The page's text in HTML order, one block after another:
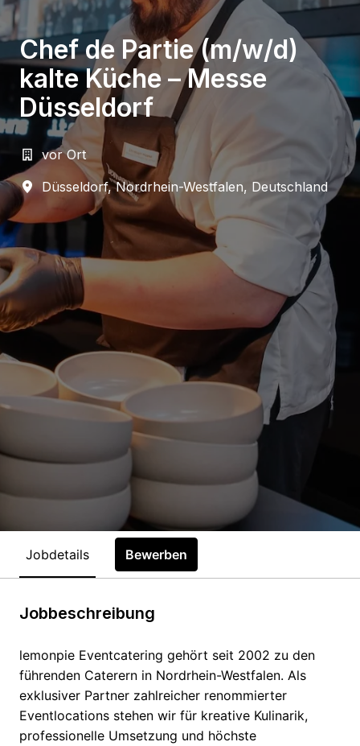
Chef de Partie (m/w/d)
kalte Küche – Messe
Düsseldorf
vor Ort
Düsseldorf, Nordrhein-Westfalen, Deutschland
Jobdetails Bewerben
Jobbeschreibung
lemonpie Eventcatering gehört seit 2002 zu den
führenden Caterern in Nordrhein-Westfalen. Als
exklusiver Partner zahlreicher renommierter
Eventlocations stehen wir für kreative Kulinarik,
professionelle Umsetzung und höchste